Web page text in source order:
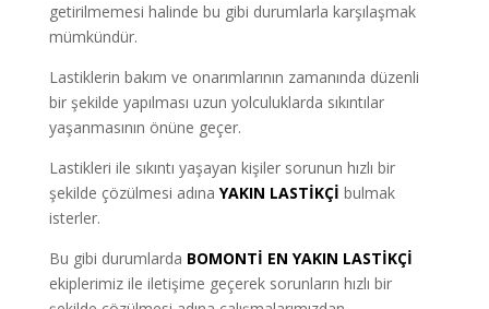
getirilmemesi halinde bu gibi durumlarla karşılaşmak
mümkündür.
Lastiklerin bakım ve onarımlarının zamanında düzenli
bir şekilde yapılması uzun yolculuklarda sıkıntılar
yaşanmasının önüne geçer.
Lastikleri ile sıkıntı yaşayan kişiler sorunun hızlı bir
şekilde çözülmesi adına YAKIN LASTİKÇİ bulmak
isterler.
Bu gibi durumlarda BOMONTİ EN YAKIN LASTİKÇİ
ekiplerimiz ile iletişime geçerek sorunların hızlı bir